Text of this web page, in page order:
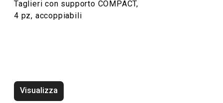
Cucinare
Taglieri con supporto COMPACT,
4 pz, accoppiabili
Visualizza